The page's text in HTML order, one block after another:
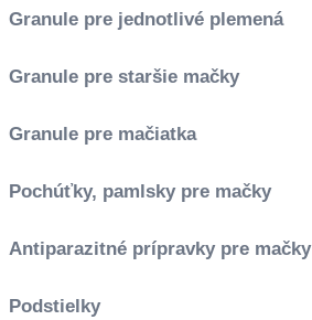
Granule pre jednotlivé plemená
Granule pre staršie mačky
Granule pre mačiatka
Pochúťky, pamlsky pre mačky
Antiparazitné prípravky pre mačky
Podstielky